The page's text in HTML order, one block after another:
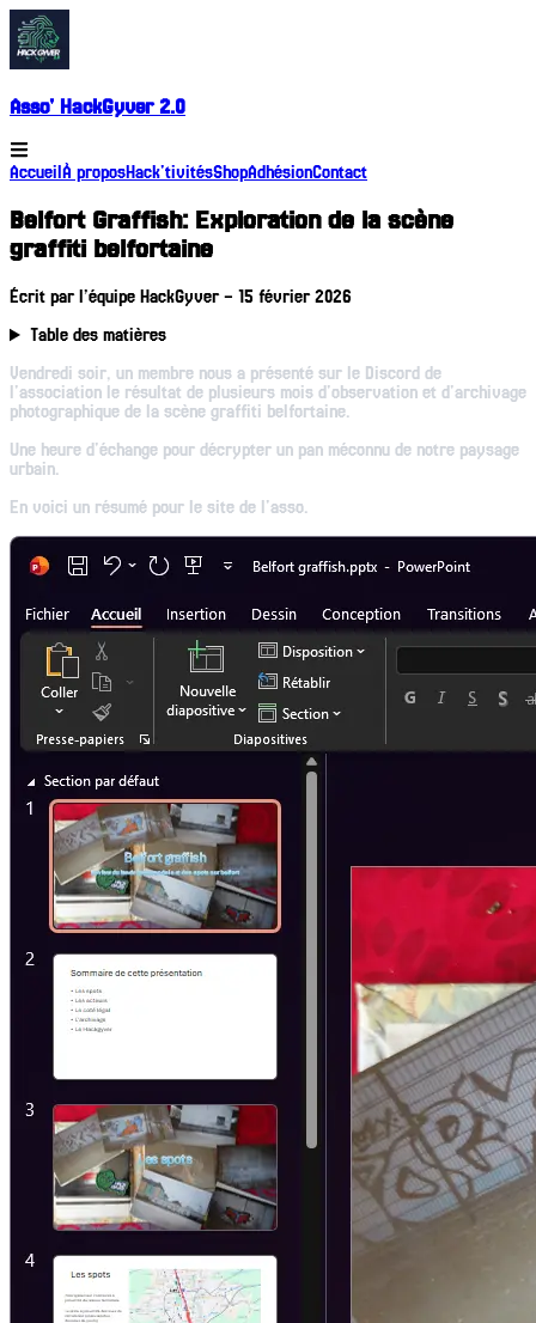
Asso' HackGyver 2.0
Accueil À proposHack'tivitésShopAdhésionContact
Belfort Graffish: Exploration de la scène
graffiti belfortaine
Écrit par l’équipe HackGyver– 15 février 2026
Table des matières
Vendredi soir, un membre nous a présenté sur le Discord de
l'association le résultat de plusieurs mois d'observation et d'archivage
photographique de la scène graffiti belfortaine.
Une heure d'échange pour décrypter un pan méconnu de notre paysage
urbain.
En voici un résumé pour le site de l'asso.